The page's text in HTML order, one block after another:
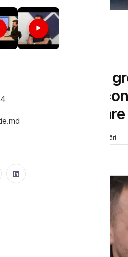
Gherman: Este
lucrări de
rachete
2897 vizualizări